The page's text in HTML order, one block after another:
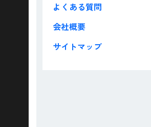
よくある質問
会社概要
サイトマップ